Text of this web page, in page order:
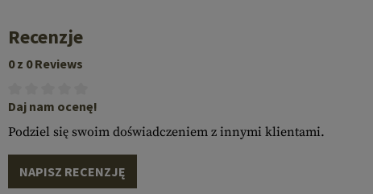
Recenzje
0 z 0 Reviews
Daj nam ocenę!
Podziel się swoim doświadczeniem z innymi klientami.
NAPISZ RECENZJĘ